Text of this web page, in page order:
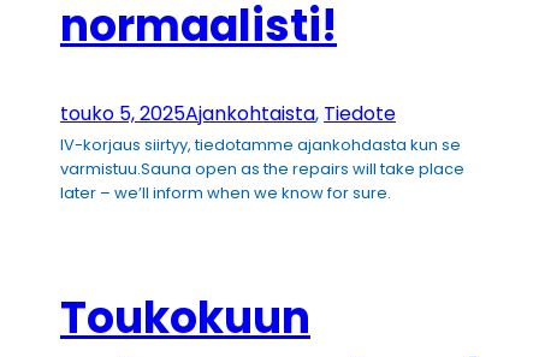
normaalisti!
touko 5, 2025Ajankohtaista, Tiedote
IV-korjaus siirtyy, tiedotamme ajankohdasta kun se
varmistuu.Sauna open as the repairs will take place
later – we’ll inform when we know for sure.
Toukokuun